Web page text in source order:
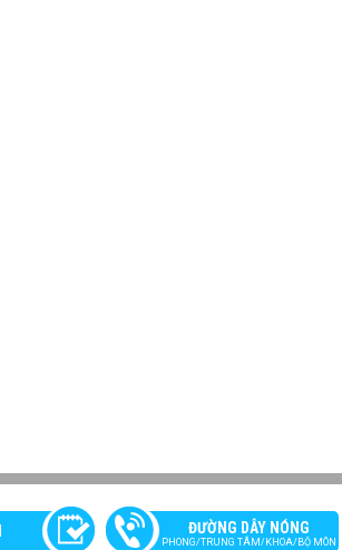
ĐƯỜNG DÂY NÓNG
PHONG/TRUNG TÂM/KHOA/BỘ MÔN